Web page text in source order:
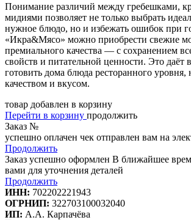
Понимание различий между гребешками,
мидиями позволяет не только выбрать
нужное блюдо, но и избежать ошибок при
«Икра&Мясо» можно приобрести свежие
премиального качества — с сохранением
свойств и питательной ценности. Это даёт
готовить дома блюда ресторанного уровня,
качеством и вкусом.
товар добавлен в корзину
Перейти в корзину продолжить
Заказ №
успешно оплачен чек отправлен вам на
Продолжить
Заказ успешно оформлен В ближайшее
вами для уточнения деталей
Продолжить
ИНН: 702202221943
ОГРНИП: 322703100032040
ИП: А.А. Карпачёва